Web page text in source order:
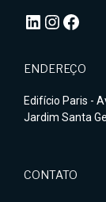
LinkedIn
ENDEREÇO
Edifício Paris -
Jardim Santa
CONTATO